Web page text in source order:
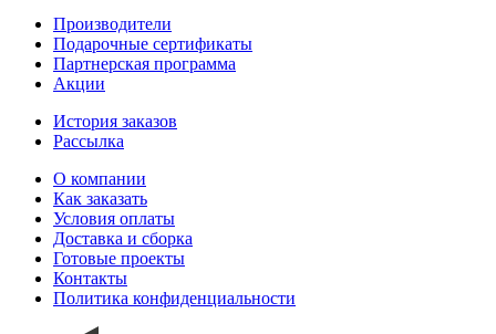
Производители
Подарочные сертификаты
Партнерская программа
Акции
История заказов
Рассылка
O компании
Как заказать
Условия оплаты
Доставка и сборка
Готовые проекты
Контакты
Политика конфиденциальности